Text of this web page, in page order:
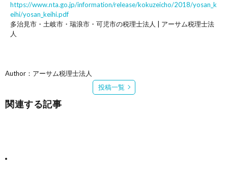
https://www.nta.go.jp/information/release/kokuzeicho/2018/yosan_k
eihi/yosan_keihi.pdf
多治見市・土岐市・瑞浪市・可児市の税理士法人 | アーサム税理士法
人
Author：アーサム税理士法人
投稿一覧
関連する記事